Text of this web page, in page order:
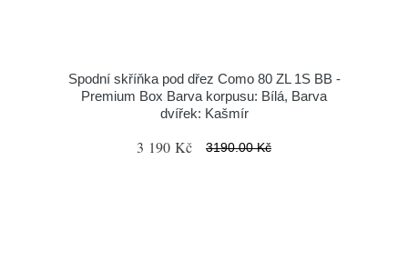
Spodní skříňka pod dřez Como 80 ZL 1S BB -
Premium Box Barva korpusu: Bílá, Barva
dvířek: Kašmír
3 190 Kč 3190.00 Kč